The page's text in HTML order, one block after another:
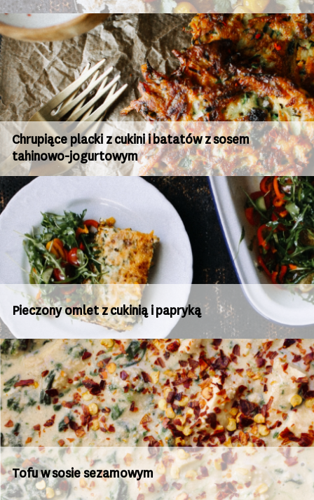
Chrupiące placki z cukini i batatów z sosem
tahinowo-jogurtowym
Pieczony omlet z cukinią i papryką
Tofu w sosie sezamowym